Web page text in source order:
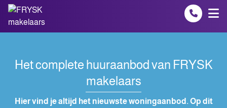
Spring naar inhoud
Het complete huuraanbod van FRYSK
makelaars
Hier vind je altijd het nieuwste woningaanbod. Op dit